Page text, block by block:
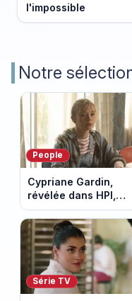
l'impossible
Notre
People
Cypriane Gardin,
révélée dans HPI,
lance une cagnotte
après des difficultés
financières
Série TV